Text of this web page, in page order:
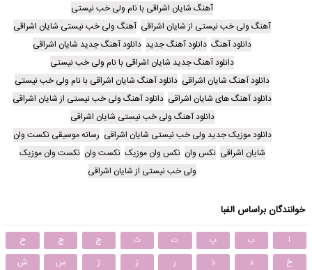
آهنگ شایان اشراقی با نام ولی خب نیستی
آهنگ ولی خب نیستی از شایان اشراقی آهنگ ولی خب نیستی شایان اشراقی
دانلود آهنگ دانلود آهنگ جدید دانلود آهنگ جدید شایان اشراقی
دانلود آهنگ جدید شایان اشراقی با نام ولی خب نیستی
دانلود آهنگ شایان اشراقی دانلود آهنگ شایان اشراقی با نام ولی خب نیستی
دانلود آهنگ های شایان اشراقی دانلود آهنگ ولی خب نیستی از شایان اشراقی
دانلود آهنگ ولی خب نیستی شایان اشراقی
دانلود موزیک جدید ولی خب نیستی شایان اشراقی رسانه موسیقی نکست وان
شایان اشراقی نکس وان نکس وان موزیک نکست وان نکست وان موزیک
ولی خب نیستی از شایان اشراقی
خوانندگان براساس الفبا
ا ب پ ت ث ج چ
ح
خ
د ذ ر ز ژ س
ش